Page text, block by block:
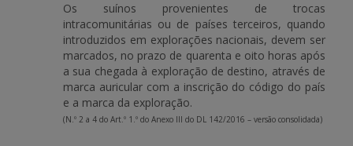
Os suínos provenientes de trocas
intracomunitárias ou de países terceiros, quando
introduzidos em explorações nacionais, devem ser
marcados, no prazo de quarenta e oito horas após
a sua chegada à exploração de destino, através de
marca auricular com a inscrição do código do país
e a marca da exploração.
(N.º 2 a 4 do Art.º 1.º do Anexo III do DL 142/2016 – versão consolidada)